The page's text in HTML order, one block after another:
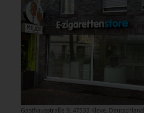
Gasthausstraße 9, 47533 Kleve, Deutschland